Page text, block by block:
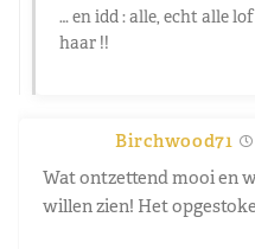
… en idd : alle, echt alle
haar !!
Birchwood71
Wat ontzettend mooi en
willen zien! Het